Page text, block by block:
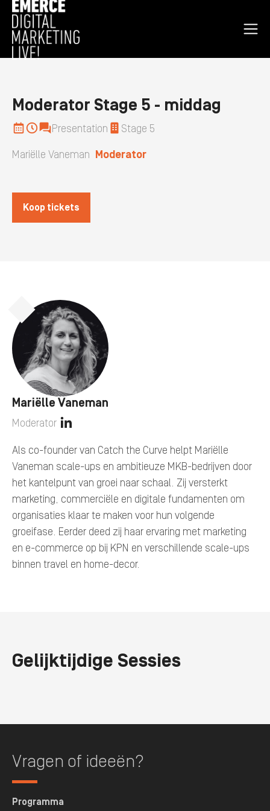
Open
Moderator Stage 5 - middag
Presentation Stage 5
Mariëlle Vaneman Moderator
Koop tickets
Mariëlle Vaneman
Moderator
View
linkedin
Als co-founder van Catch the Curve helpt Mariëlle
Vaneman scale-ups en ambitieuze MKB-bedrijven door
het kantelpunt van groei naar schaal. Zij versterkt
marketing, commerciële en digitale fundamenten om
organisaties klaar te maken voor hun volgende
groeifase. Eerder deed zij haar ervaring met marketing
en e-commerce op bij KPN en verschillende scale-ups
binnen travel en home-decor.
Gelijktijdige Sessies
Vragen of ideeën?
Programma